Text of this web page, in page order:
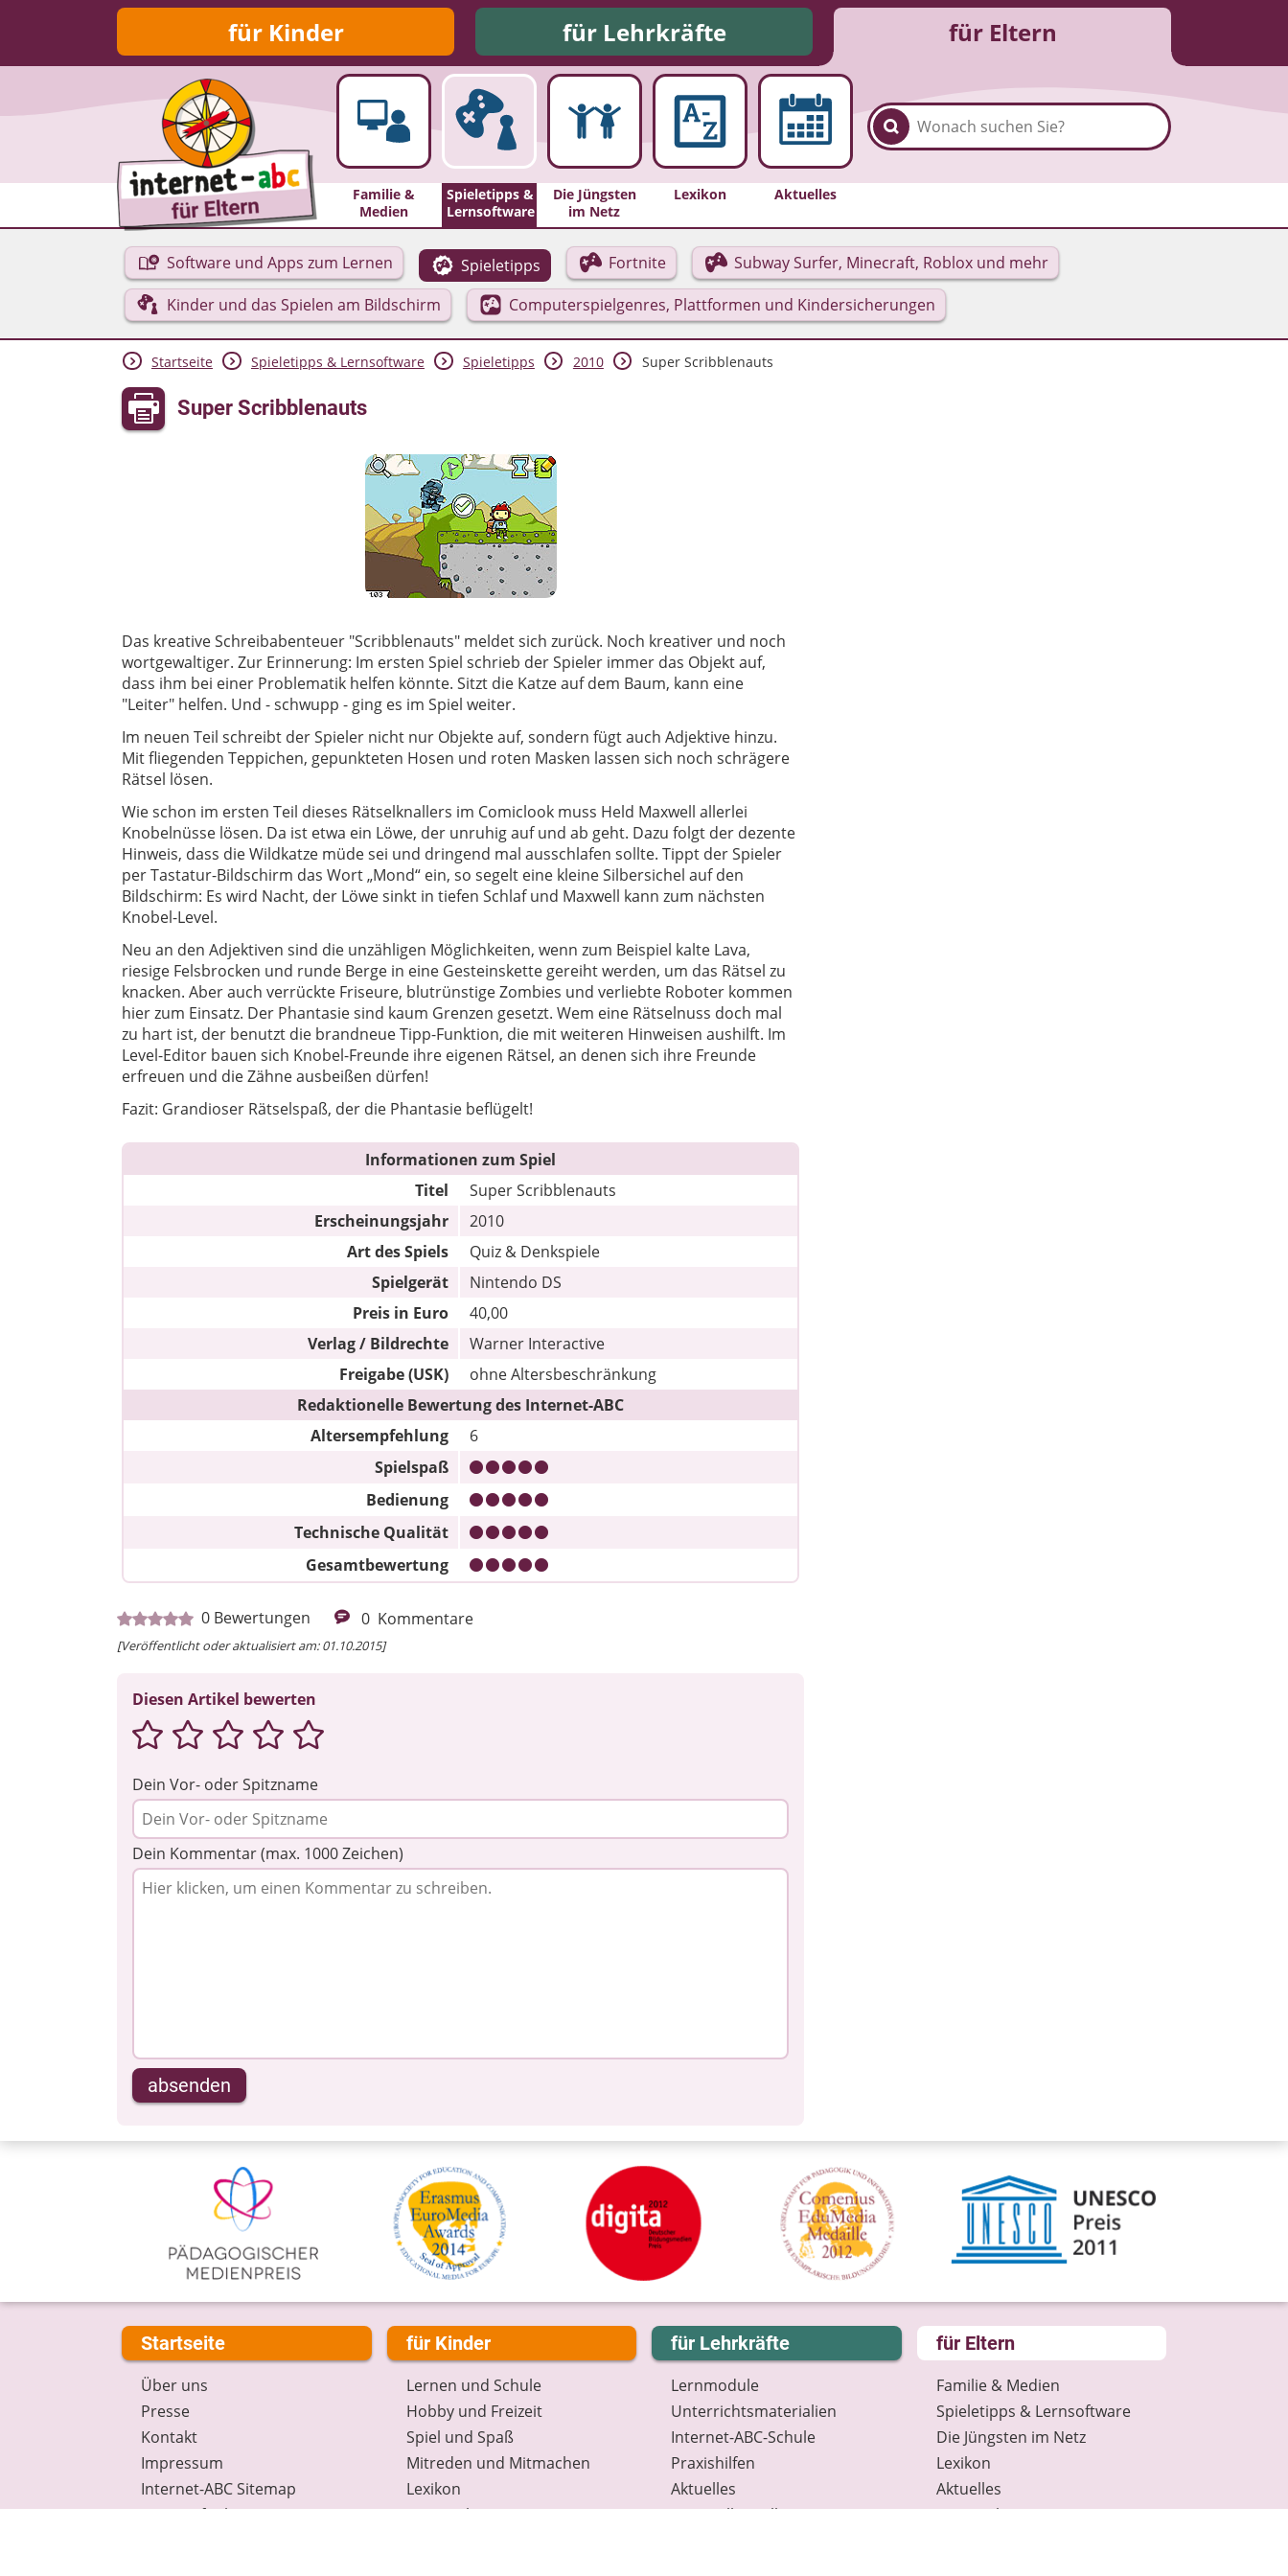
für Kinder für Lehrkräfte für Eltern
Familie &
Medien
Spieletipps &
Lernsoftware
Die Jüngsten
im Netz
Lexikon Aktuelles
Software und Apps zum Lernen Spieletipps Fortnite
Subway Surfer, Minecraft, Roblox und mehr
Kinder und das Spielen am Bildschirm
Computerspielgenres, Plattformen und Kindersicherungen
Startseite Spieletipps & Lernsoftware Spieletipps 2010 Super Scribblenauts
Super Scribblenauts
Das kreative Schreibabenteuer "Scribblenauts" meldet sich zurück. Noch kreativer und noch
wortgewaltiger. Zur Erinnerung: Im ersten Spiel schrieb der Spieler immer das Objekt auf,
dass ihm bei einer Problematik helfen könnte. Sitzt die Katze auf dem Baum, kann eine
"Leiter" helfen. Und - schwupp - ging es im Spiel weiter.
Im neuen Teil schreibt der Spieler nicht nur Objekte auf, sondern fügt auch Adjektive hinzu.
Mit fliegenden Teppichen, gepunkteten Hosen und roten Masken lassen sich noch schrägere
Rätsel lösen.
Wie schon im ersten Teil dieses Rätselknallers im Comiclook muss Held Maxwell allerlei
Knobelnüsse lösen. Da ist etwa ein Löwe, der unruhig auf und ab geht. Dazu folgt der dezente
Hinweis, dass die Wildkatze müde sei und dringend mal ausschlafen sollte. Tippt der Spieler
per Tastatur-Bildschirm das Wort „Mond“ ein, so segelt eine kleine Silbersichel auf den
Bildschirm: Es wird Nacht, der Löwe sinkt in tiefen Schlaf und Maxwell kann zum nächsten
Knobel-Level.
Neu an den Adjektiven sind die unzähligen Möglichkeiten, wenn zum Beispiel kalte Lava,
riesige Felsbrocken und runde Berge in eine Gesteinskette gereiht werden, um das Rätsel zu
knacken. Aber auch verrückte Friseure, blutrünstige Zombies und verliebte Roboter kommen
hier zum Einsatz. Der Phantasie sind kaum Grenzen gesetzt. Wem eine Rätselnuss doch mal
zu hart ist, der benutzt die brandneue Tipp-Funktion, die mit weiteren Hinweisen aushilft. Im
Level-Editor bauen sich Knobel-Freunde ihre eigenen Rätsel, an denen sich ihre Freunde
erfreuen und die Zähne ausbeißen dürfen!
Fazit: Grandioser Rätselspaß, der die Phantasie beflügelt!
Informationen zum Spiel
Titel
Super Scribblenauts
Erscheinungsjahr
2010
Art des Spiels
Quiz & Denkspiele
Spielgerät
Nintendo DS
Preis in Euro
40,00
Verlag / Bildrechte
Warner Interactive
Freigabe (USK)
ohne Altersbeschränkung
Redaktionelle Bewertung des Internet-ABC
Altersempfehlung
6
Spielspaß
Bedienung
Technische Qualität
Gesamtbewertung
0 Bewertungen 0 Kommentare
[Veröffentlicht oder aktualisiert am: 01.10.2015]
Diesen Artikel bewerten
Dein Vor- oder Spitzname
Dein Kommentar (max. 1000 Zeichen)
absenden
Startseite
Über uns
Presse
Kontakt
Impressum
Internet-ABC Sitemap
Barrierefreiheit
für Kinder
Lernen und Schule
Hobby und Freizeit
Spiel und Spaß
Mitreden und Mitmachen
Lexikon
Datenschutz
für Lehrkräfte
Lernmodule
Unterrichts­materialien
Internet-ABC-Schule
Praxishilfen
Aktuelles
Materialbestellung
für Eltern
Familie & Medien
Spieletipps & Lernsoftware
Die Jüngsten im Netz
Lexikon
Aktuelles
Datenschutz